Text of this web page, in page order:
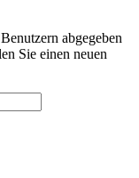
abgegeben
Sie einen neuen